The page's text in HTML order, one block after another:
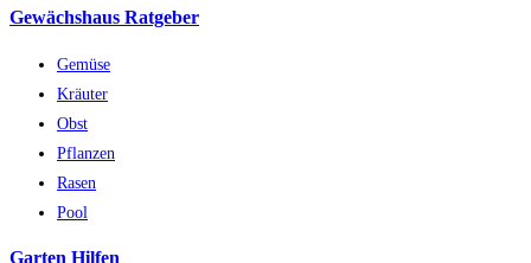
Gewächshaus Ratgeber
Gemüse
Kräuter
Obst
Pflanzen
Rasen
Pool
Garten Hilfen